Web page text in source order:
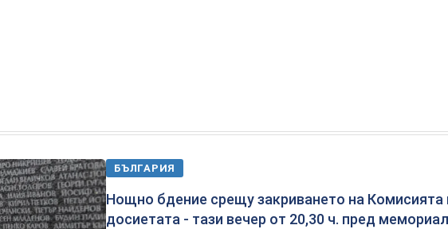
БЪЛГАРИЯ
Нощно бдение срещу закриването на Комисията
досиетата - тази вечер от 20,30 ч. пред